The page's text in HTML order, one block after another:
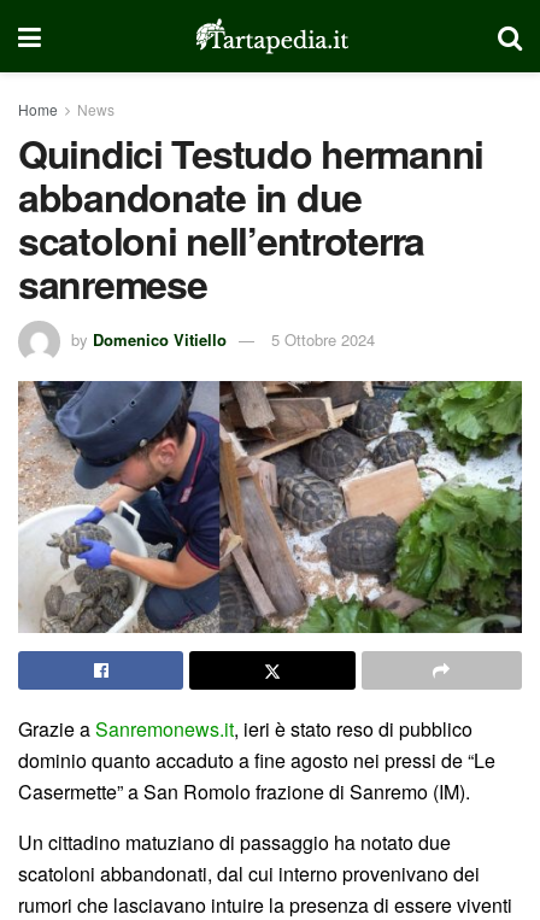
Home News
Quindici Testudo hermanni
abbandonate in due
scatoloni nell’entroterra
sanremese
by Domenico Vitiello 5 Ottobre 2024
Grazie aSanremonews.it, ieri è stato reso di pubblico
dominio quanto accaduto a fine agosto nei pressi de “Le
Casermette” a San Romolo frazione di Sanremo (IM).
Un cittadino matuziano di passaggio ha notato due
scatoloni abbandonati, dal cui interno provenivano dei
rumori che lasciavano intuire la presenza di essere viventi